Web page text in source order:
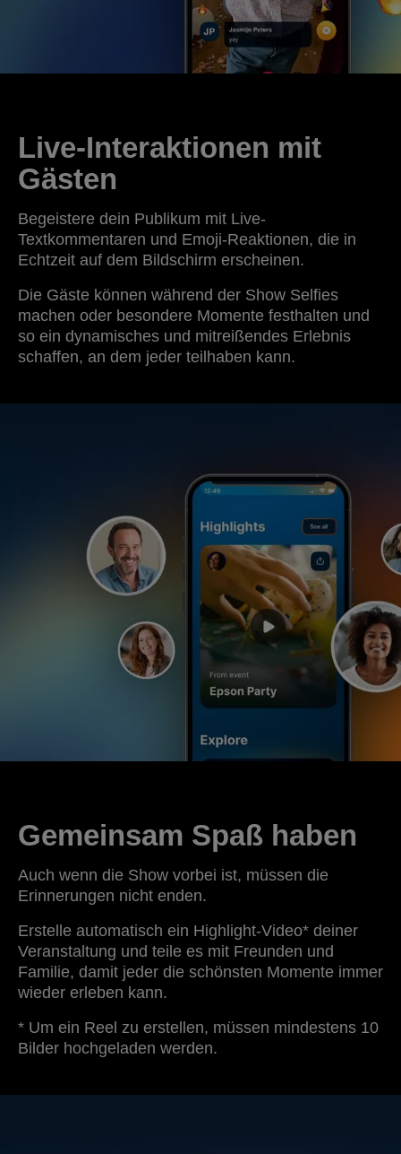
Live-Interaktionen mit
Gästen
Begeistere dein Publikum mit Live-
Textkommentaren und Emoji-Reaktionen, die in
Echtzeit auf dem Bildschirm erscheinen.
Die Gäste können während der Show Selfies
machen oder besondere Momente festhalten und
so ein dynamisches und mitreißendes Erlebnis
schaffen, an dem jeder teilhaben kann.
Gemeinsam Spaß haben
Auch wenn die Show vorbei ist, müssen die
Erinnerungen nicht enden.
Erstelle automatisch ein Highlight-Video* deiner
Veranstaltung und teile es mit Freunden und
Familie, damit jeder die schönsten Momente immer
wieder erleben kann.
* Um ein Reel zu erstellen, müssen mindestens 10
Bilder hochgeladen werden.